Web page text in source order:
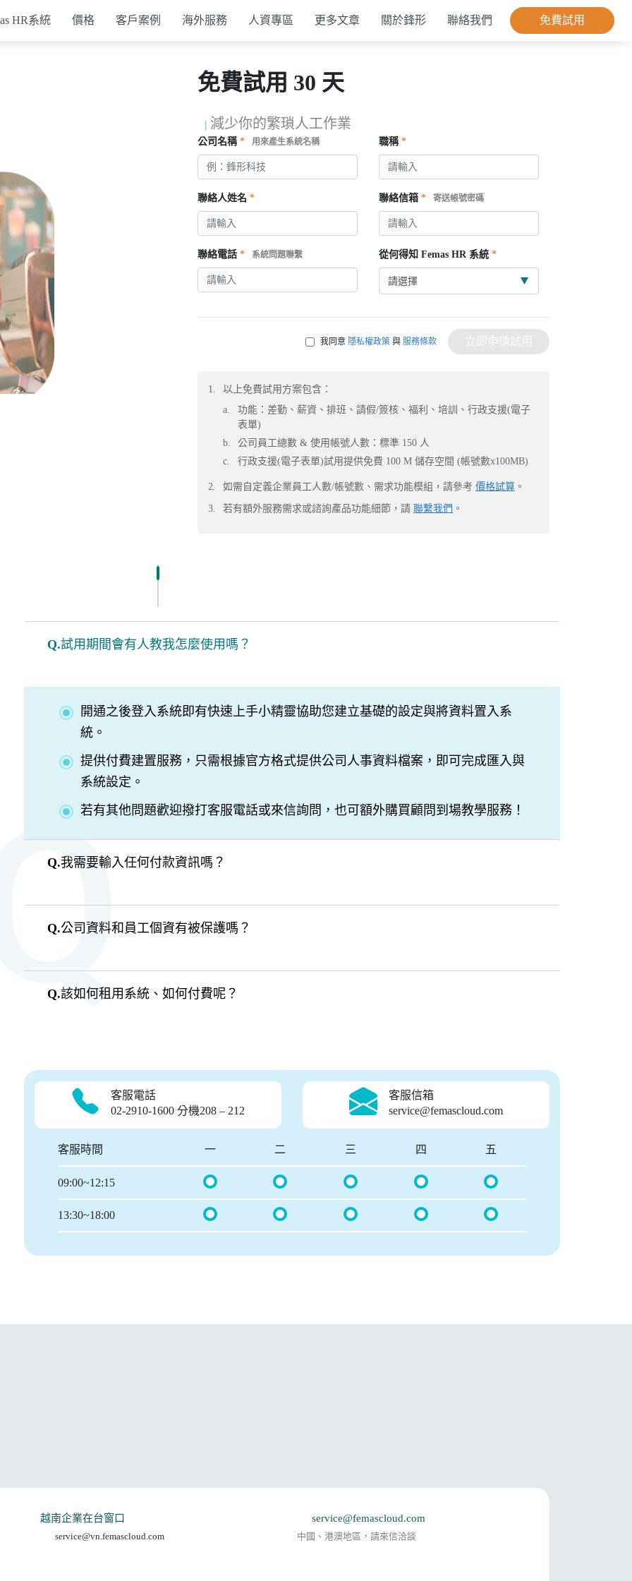
HR系統 價格 客戶案例 海外服務 人資專區 更多文章 關於鋒形 聯絡我們 免費試用
API方案
免費試用 30 天
| 減少你的繁瑣人工作業
公司名稱 * 用來產生系統名稱
聯絡人姓名 *
聯絡電話 * 系統問題聯繫
職稱 *
聯絡信箱 * 寄送帳號密碼
從何得知 Femas HR 系統 *
我同意 隱私權政策 與 服務條款 立即申請試用
1.
以上免費試用方案包含：
a.
功能：差勤、薪資、排班、請假/簽核、福利、培訓、行政支援(電子
表單)
b.
公司員工總數 & 使用帳號人數：標準 150 人
c.
行政支援(電子表單)試用提供免費 100 M 儲存空間 (帳號數x100MB)
2. 如需自定義企業員工人數/帳號數、需求功能模組，請參考 價格試算 。
3. 若有額外服務需求或諮詢產品功能細節，請 聯繫我們 。
Q.試用期間會有人教我怎麼使用嗎？
開通之後登入系統即有快速上手小精靈協助您建立基礎的設定與將資料置入系
統。
提供付費建置服務，只需根據官方格式提供公司人事資料檔案，即可完成匯入與
系統設定。
若有其他問題歡迎撥打客服電話或來信詢問，也可額外購買顧問到場教學服務！
Q.我需要輸入任何付款資訊嗎？
Q.公司資料和員工個資有被保護嗎？
Q.該如何租用系統、如何付費呢？
客服電話
02-2910-1600 分機208 – 212
客服信箱
service@femascloud.com
客服時間 一 二 三 四 五
09:00~12:15
13:30~18:00
越南企業在台窗口
service@vn.femascloud.com
service@femascloud.com
中國、港澳地區，請來信洽談